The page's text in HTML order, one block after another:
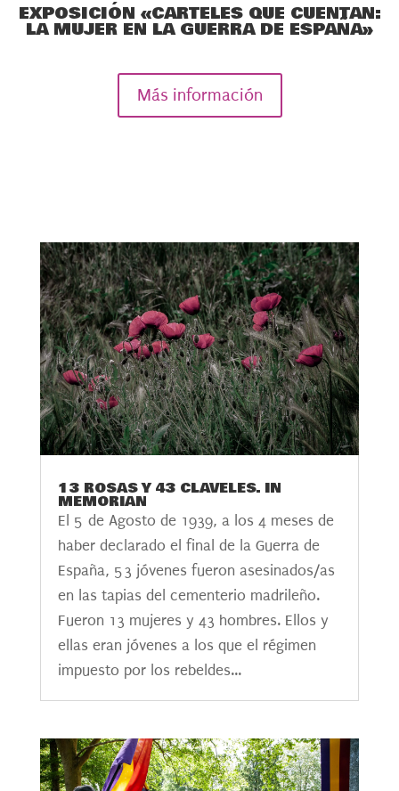
EXPOSICIÓN «CARTELES QUE CUENTAN:
LA MUJER EN LA GUERRA DE ESPAÑA»
Más información
13 ROSAS Y 43 CLAVELES. IN
MEMORIAN
El 5 de Agosto de 1939, a los 4 meses de
haber declarado el final de la Guerra de
España, 53 jóvenes fueron asesinados/as
en las tapias del cementerio madrileño.
Fueron 13 mujeres y 43 hombres. Ellos y
ellas eran jóvenes a los que el régimen
impuesto por los rebeldes...